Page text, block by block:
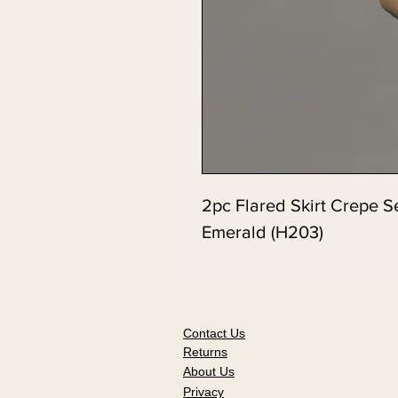
2pc Flared Skirt Crepe
Emerald (H203)
Contact Us
Returns
About Us
Privacy